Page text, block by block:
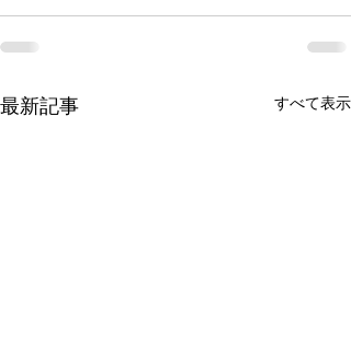
最新記事 すべて表示